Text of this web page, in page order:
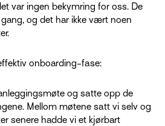
var ingen bekymring for oss. De
og det har ikke vært noen
onboarding-fase:
og satte opp de
Mellom møtene satt vi selv og
senere hadde vi et kjørbart